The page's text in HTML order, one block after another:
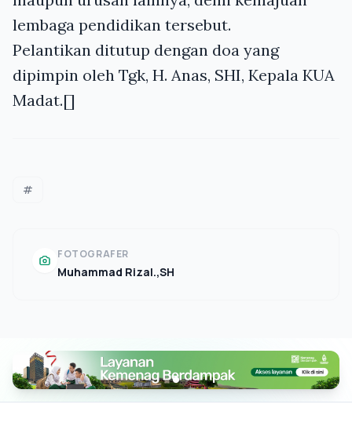
lembaga pendidikan tersebut.
Pelantikan ditutup dengan doa yang
dipimpin oleh Tgk, H. Anas, SHI, Kepala KUA
Madat.[]
#
FOTOGRAFER
Muhammad Rizal.,SH